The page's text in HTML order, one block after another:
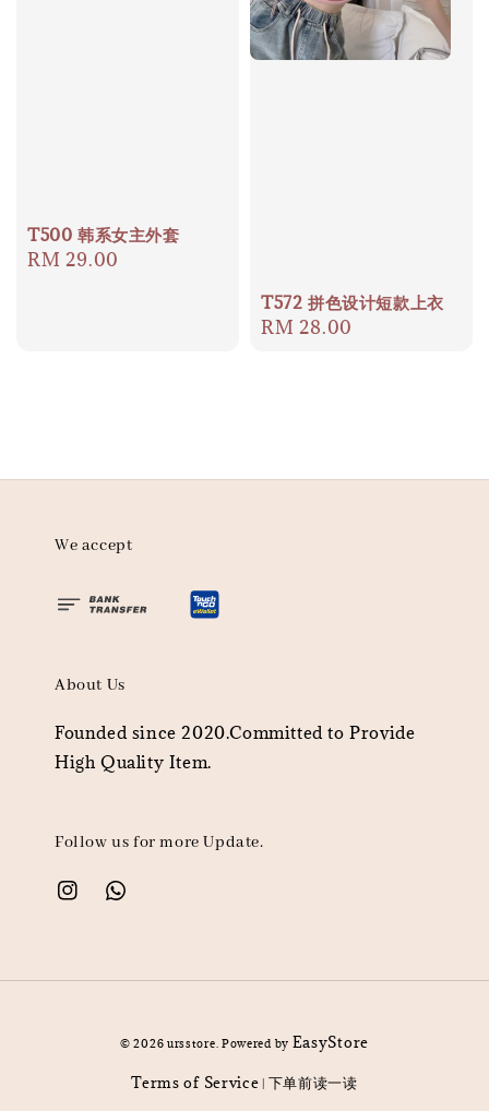
T500 韩系女主外套
Regular
RM 29.00
T572 拼色设计短款上衣
Regular
RM 28.00
We accept
About Us
Founded since 2020.Committed to Provide
High Quality Item.
Follow us for more Update.
© 2026 ursstore. Powered by EasyStore
Terms of Service 下单前读一读